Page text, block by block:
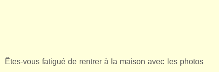
Êtes-vous fatigué de rentrer à la maison avec les photos